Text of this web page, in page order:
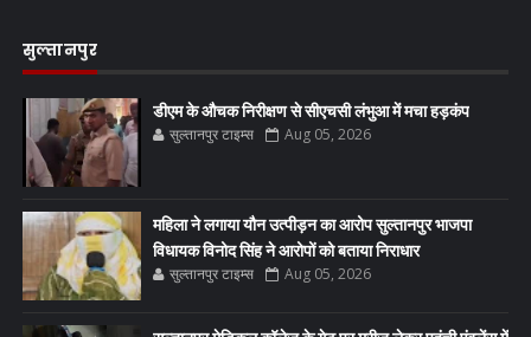
सुल्तानपुर
डीएम के औचक निरीक्षण से सीएचसी लंभुआ में मचा हड़कंप
सुल्तानपुर टाइम्स Aug 05, 2026
महिला ने लगाया यौन उत्पीड़न का आरोप सुल्तानपुर भाजपा
विधायक विनोद सिंह ने आरोपों को बताया निराधार
सुल्तानपुर टाइम्स Aug 05, 2026